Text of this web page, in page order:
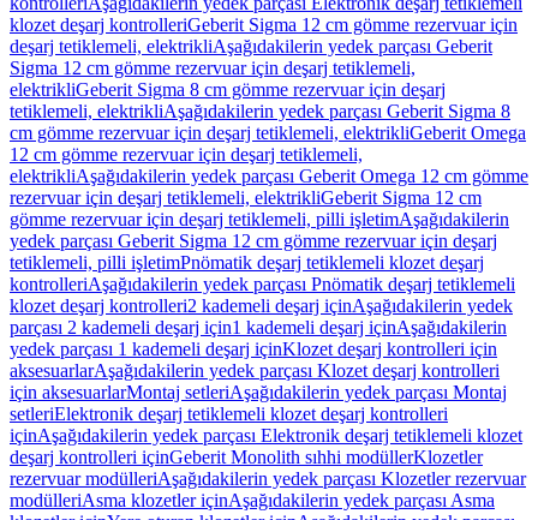
klozet deşarj kontrolleriGeberit Sigma 12 cm gömme rezervuar için
deşarj tetiklemeli, elektrikliAşağıdakilerin yedek parçası Geberit
Sigma 12 cm gömme rezervuar için deşarj tetiklemeli,
elektrikliGeberit Sigma 8 cm gömme rezervuar için deşarj
tetiklemeli, elektrikliAşağıdakilerin yedek parçası Geberit Sigma 8
cm gömme rezervuar için deşarj tetiklemeli, elektrikliGeberit Omega
12 cm gömme rezervuar için deşarj tetiklemeli,
elektrikliAşağıdakilerin yedek parçası Geberit Omega 12 cm gömme
rezervuar için deşarj tetiklemeli, elektrikliGeberit Sigma 12 cm
gömme rezervuar için deşarj tetiklemeli, pilli işletimAşağıdakilerin
yedek parçası Geberit Sigma 12 cm gömme rezervuar için deşarj
tetiklemeli, pilli işletimPnömatik deşarj tetiklemeli klozet deşarj
kontrolleriAşağıdakilerin yedek parçası Pnömatik deşarj tetiklemeli
klozet deşarj kontrolleri2 kademeli deşarj içinAşağıdakilerin yedek
parçası 2 kademeli deşarj için1 kademeli deşarj içinAşağıdakilerin
yedek parçası 1 kademeli deşarj içinKlozet deşarj kontrolleri için
aksesuarlarAşağıdakilerin yedek parçası Klozet deşarj kontrolleri
için aksesuarlarMontaj setleriAşağıdakilerin yedek parçası Montaj
setleriElektronik deşarj tetiklemeli klozet deşarj kontrolleri
içinAşağıdakilerin yedek parçası Elektronik deşarj tetiklemeli klozet
deşarj kontrolleri içinGeberit Monolith sıhhi modüllerKlozetler
rezervuar modülleriAşağıdakilerin yedek parçası Klozetler rezervuar
modülleriAsma klozetler içinAşağıdakilerin yedek parçası Asma